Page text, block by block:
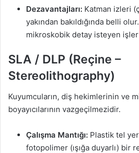
Dezavantajları: Katman izleri
yakından bakıldığında belli
mikroskobik detay isteyen
SLA / DLP (Reçine –
Stereolithography)
Kuyumcuların, diş hekimlerinin ve
boyayıcılarının vazgeçilmezidir.
Çalışma Mantığı: Plastik tel
fotopolimer (ışığa duyarlı) bir